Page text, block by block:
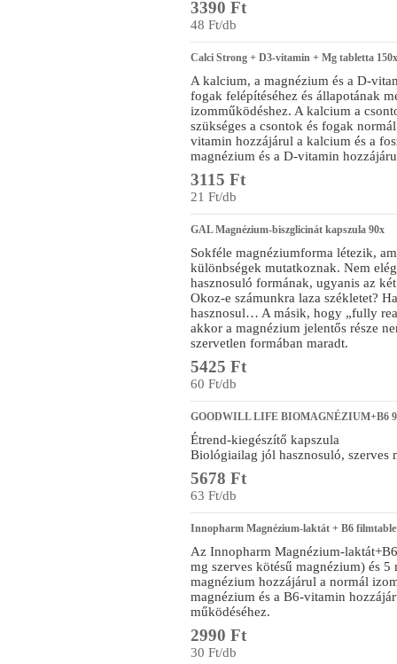
3390 Ft
48 Ft/db
Calci Strong + D3-vitamin + Mg tabletta 150x
A kalcium, a magnézium és a D-
fogak felépítéséhez és állapotának
izomműködéshez. A kalcium a
szükséges a csontok és fogak
vitamin hozzájárul a kalcium és a
magnézium és a D-vitamin
3115 Ft
21 Ft/db
GAL Magnézium-biszglicinát kapszula 90x
Sokféle magnéziumforma létezik,
különbségek mutatkoznak. Nem
hasznosuló formának, ugyanis az
Okoz-e számunkra laza székletet?
hasznosul… A másik, hogy „fully
akkor a magnézium jelentős része
szervetlen formában maradt.
5425 Ft
60 Ft/db
GOODWILL LIFE BIOMAGNÉZIUM+B6
Étrend-kiegészítő kapszula
Biológiailag jól hasznosuló, szerves
5678 Ft
63 Ft/db
Innopharm Magnézium-laktát + B6
Az Innopharm Magnézium-
mg szerves kötésű magnézium) és
magnézium hozzájárul a normál
magnézium és a B6-vitamin
működéséhez.
2990 Ft
30 Ft/db